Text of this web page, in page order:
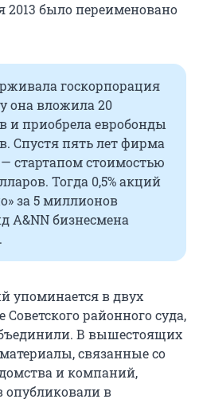
2013 было переименовано
госкорпорация
она вложила 20
и приобрела евробонды
Спустя пять лет фирма
стартапом стоимостью
Тогда 0,5% акций
за 5 миллионов
A&NN бизнесмена
упоминается в двух
Советского районного суда,
В вышестоящих
связанные со
и компаний,
опубликовали в